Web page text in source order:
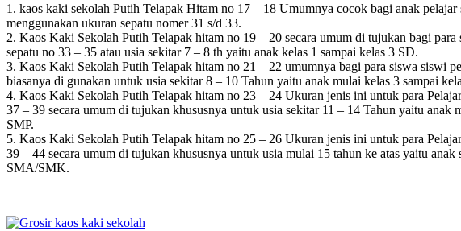
1. kaos kaki sekolah Putih Telapak Hitam no 17 – 18 Umumnya cocok bagi anak
menggunakan ukuran sepatu nomer 31 s/d 33.
2. Kaos Kaki Sekolah Putih Telapak hitam no 19 – 20 secara umum di tujukan bagi
sepatu no 33 – 35 atau usia sekitar 7 – 8 th yaitu anak kelas 1 sampai kelas 3 SD.
3. Kaos Kaki Sekolah Putih Telapak hitam no 21 – 22 umumnya bagi para siswa siswi
biasanya di gunakan untuk usia sekitar 8 – 10 Tahun yaitu anak mulai kelas 3 sampai
4. Kaos Kaki Sekolah Putih Telapak hitam no 23 – 24 Ukuran jenis ini untuk para
37 – 39 secara umum di tujukan khususnya untuk usia sekitar 11 – 14 Tahun yaitu anak
SMP.
5. Kaos Kaki Sekolah Putih Telapak hitam no 25 – 26 Ukuran jenis ini untuk para
39 – 44 secara umum di tujukan khususnya untuk usia mulai 15 tahun ke atas yaitu
SMA/SMK.